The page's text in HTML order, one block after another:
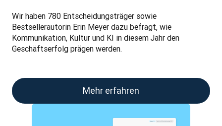
Wir haben 780 Entscheidungsträger sowie
Bestsellerautorin Erin Meyer dazu befragt, wie
Kommunikation, Kultur und KI in diesem Jahr den
Geschäftserfolg prägen werden.
Mehr erfahren